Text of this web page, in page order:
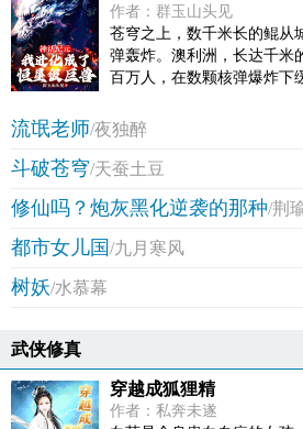
作者：群玉山头见
苍穹之上，数千米长的鲲从
弹轰炸。澳利洲，长达千米
百万人，在数颗核弹爆炸下
的六角蝾螈能做什么？ 拍视
能力的六角蝾螈，渐渐朝着
陈楚的本体也在变强，力量
流氓老师/夜独醉
斗破苍穹/天蚕土豆
修仙吗？炮灰黑化逆袭的那种/荆
都市女儿国/九月寒风
树妖/水慕幕
武侠修真
穿越成狐狸精
作者：私奔未遂